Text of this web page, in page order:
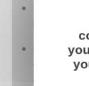
Ensuite,
pour
Puis,
collègues
notre DG,